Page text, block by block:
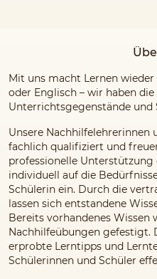
Mit uns macht Lernen
oder Englisch – wir haben
Unterrichtsgegenstände und
Unsere Nachhilfelehrerinnen
fachlich qualifiziert und
professionelle Unterstützung
individuell auf die
Schülerin ein. Durch die
lassen sich entstandene
Bereits vorhandenes Wissen
Nachhilfeübungen gefestigt.
erprobte Lerntipps und
Schülerinnen und Schüler